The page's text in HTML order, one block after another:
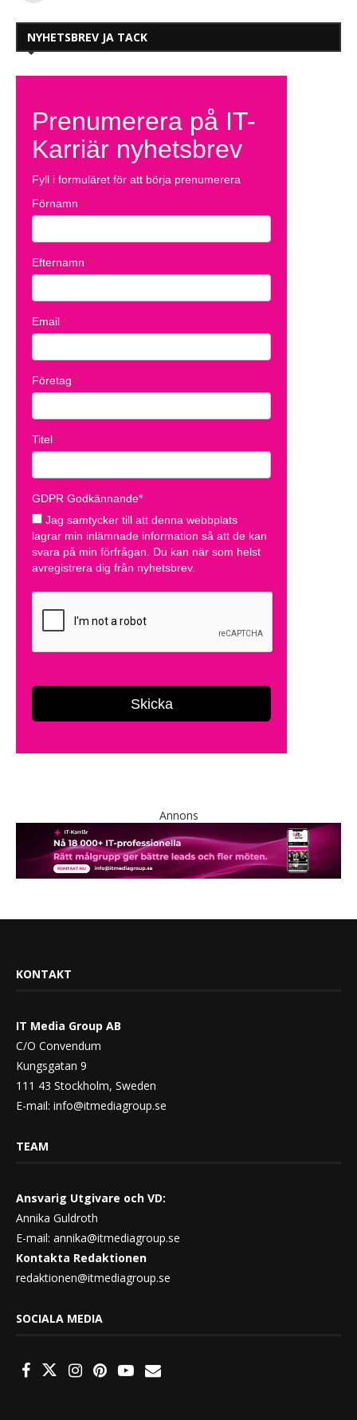
NYHETSBREV JA TACK
Annons
KONTAKT
IT Media Group AB
C/O Convendum
Kungsgatan 9
111 43 Stockholm, Sweden
E-mail: info@itmediagroup.se
TEAM
Ansvarig Utgivare och VD:
Annika Guldroth
E-mail: annika@itmediagroup.se
Kontakta Redaktionen
redaktionen@itmediagroup.se
SOCIALA MEDIA